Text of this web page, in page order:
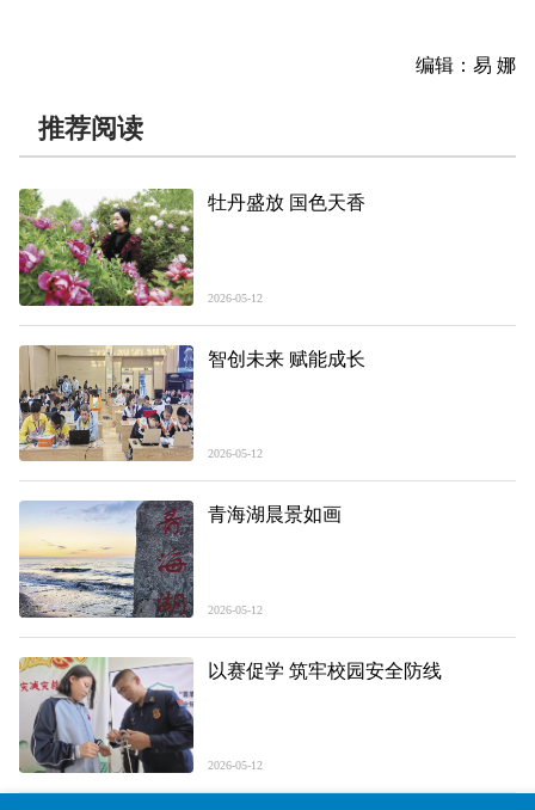
编辑：易 娜
推荐阅读
牡丹盛放 国色天香
2026-05-12
智创未来 赋能成长
2026-05-12
青海湖晨景如画
2026-05-12
以赛促学 筑牢校园安全防线
2026-05-12